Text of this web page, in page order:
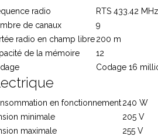
radio
RTS 433.42 MHz
de canaux
9
radio en champ libre200 m
de la mémoire
12
Codage 16
en fonctionnement240 W
minimale
205 V
maximale
255 V